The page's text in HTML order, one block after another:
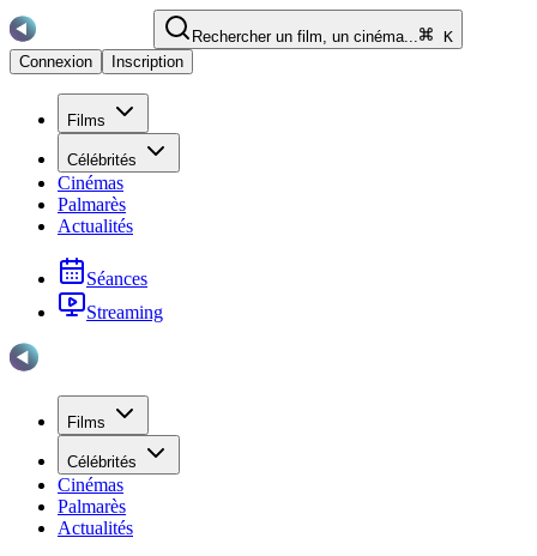
Rechercher un film, un cinéma...
K
Connexion
Inscription
Films
Célébrités
Cinémas
Palmarès
Actualités
Séances
Streaming
Films
Célébrités
Cinémas
Palmarès
Actualités